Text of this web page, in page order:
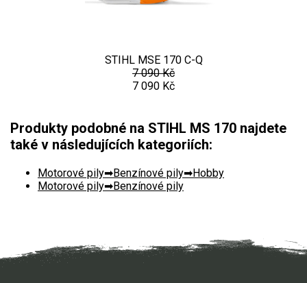
Elektrocentrály
Štěpkovače a drtiče
Elektrické tříkolky
Elektrické tříkolky pro seniory
Náhradní díly
STIHL MSE 170 C-Q
7 090 Kč
7 090 Kč
Produkty podobné na STIHL MS 170 najdete
také v následujících kategoriích:
Motorové pily Benzínové pily
Hobby
Motorové pily
Benzínové pily